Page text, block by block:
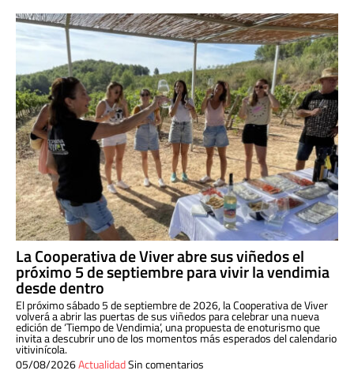
La Cooperativa de Viver abre sus viñedos el
próximo 5 de septiembre para vivir la vendimia
desde dentro
El próximo sábado 5 de septiembre de 2026, la Cooperativa de Viver
volverá a abrir las puertas de sus viñedos para celebrar una nueva
edición de ‘Tiempo de Vendimia’, una propuesta de enoturismo que
invita a descubrir uno de los momentos más esperados del calendario
vitivinícola.
05/08/2026ActualidadSin comentarios